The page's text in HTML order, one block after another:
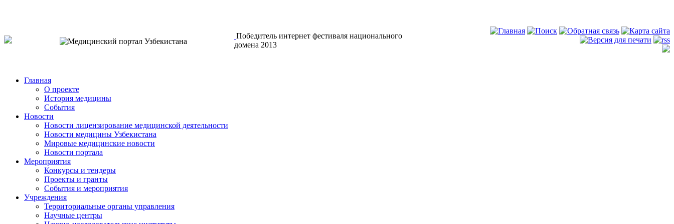
Победитель интернет фестиваля национального
домена 2013
Главная
О проекте
История медицины
События
Новости
Новости лицензирование медицинской деятельности
Новости медицины Узбекистана
Мировые медицинские новости
Новости портала
Мероприятия
Конкурсы и тендеры
Проекты и гранты
События и мероприятия
Учреждения
Территориальные органы управления
Научные центры